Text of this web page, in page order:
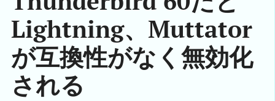
Lightning、Muttator
が互換性がなく無効化
される